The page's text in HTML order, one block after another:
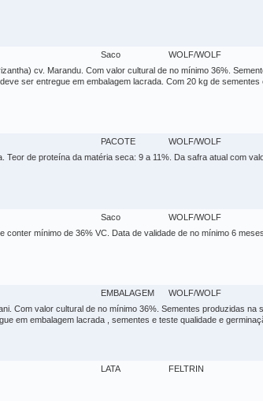
Saco WOLF/WOLF
cv. Marandu. Com valor cultural de no mínimo 36%.
ser entregue em embalagem lacrada. Com 20 kg de sementes
PACOTE WOLF/WOLF
de proteína da matéria seca: 9 a 11%. Da safra atual com
Saco WOLF/WOLF
mínimo de 36% VC. Data de validade de no mínimo 6
EMBALAGEM WOLF/WOLF
Com valor cultural de no mínimo 36%. Sementes produzidas na
em embalagem lacrada , sementes e teste qualidade e
LATA FELTRIN